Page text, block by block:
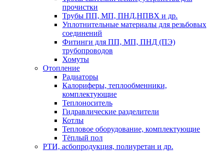
прочистки
Трубы ПП, МП, ПНД,НПВХ и др.
Уплотнительные материалы для резьбовых
соединений
Фитинги для ПП, МП, ПНД (ПЭ)
трубопроводов
Хомуты
Отопление
Радиаторы
Калориферы, теплообменники,
комплектующие
Теплоноситель
Гидравлические разделители
Котлы
Тепловое оборудование, комплектующие
Тёплый пол
РТИ, асбопродукция, полиуретан и др.